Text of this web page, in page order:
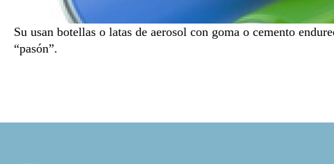
Su usan botellas o latas de aerosol con goma o cemento
“pasón”.